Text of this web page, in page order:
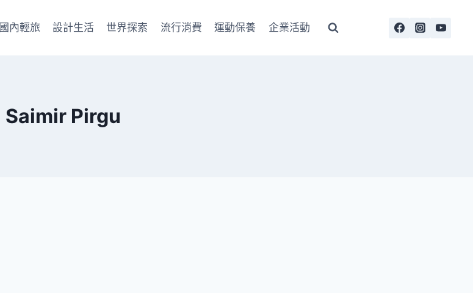
國內輕旅 設計生活 世界探索 流行消費 運動保養 企業活動
Saimir Pirgu